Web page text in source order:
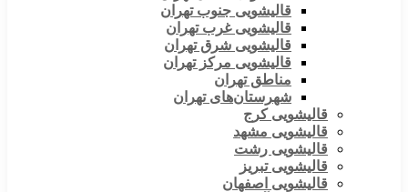
قالیشویی جنوب تهران
قالیشویی غرب تهران
قالیشویی شرق تهران
قالیشویی مرکز تهران
مناطق تهران
شهرستان‌های تهران
قالیشویی کرج
قالیشویی مشهد
قالیشویی رشت
قالیشویی تبریز
قالیشویی اصفهان